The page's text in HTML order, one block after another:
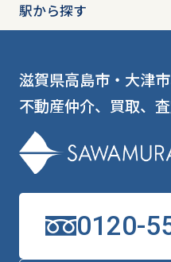
駅から探す
滋賀県高島市・大津
不動産仲介、買取、
0120-